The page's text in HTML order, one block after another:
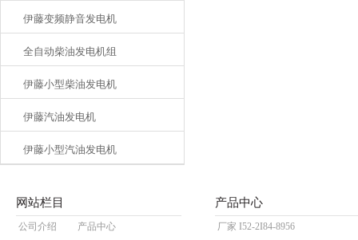
伊藤变频静音发电机
全自动柴油发电机组
伊藤小型柴油发电机
伊藤汽油发电机
伊藤小型汽油发电机
网站栏目
公司介绍
产品中心
产品中心
厂家 I52-2I84-8956